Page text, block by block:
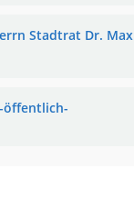
Stadtrat Dr. Max
öffentlich-